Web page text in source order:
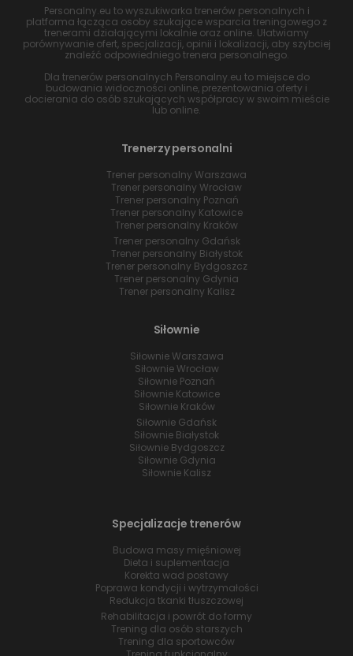
Personalny.eu to wyszukiwarka trenerów personalnych i
platforma łącząca osoby szukające wsparcia treningowego z
trenerami działającymi lokalnie oraz online. Ułatwiamy
porównywanie ofert, specjalizacji, opinii i lokalizacji, aby szybciej
znaleźć odpowiedniego trenera personalnego.
Dla trenerów personalnych Personalny.eu to miejsce do
budowania widoczności online, prezentowania oferty i
docierania do osób szukających współpracy w swoim mieście
lub online.
Trenerzy personalni
Trener personalny Warszawa
Trener personalny Wrocław
Trener personalny Poznań
Trener personalny Katowice
Trener personalny Kraków
Trener personalny Gdańsk
Trener personalny Białystok
Trener personalny Bydgoszcz
Trener personalny Gdynia
Trener personalny Kalisz
Siłownie
Siłownie Warszawa
Siłownie Wrocław
Siłownie Poznań
Siłownie Katowice
Siłownie Kraków
Siłownie Gdańsk
Siłownie Białystok
Siłownie Bydgoszcz
Siłownie Gdynia
Siłownie Kalisz
Specjalizacje trenerów
Budowa masy mięśniowej
Dieta i suplementacja
Korekta wad postawy
Poprawa kondycji i wytrzymałości
Redukcja tkanki tłuszczowej
Rehabilitacja i powrót do formy
Trening dla osób starszych
Trening dla sportowców